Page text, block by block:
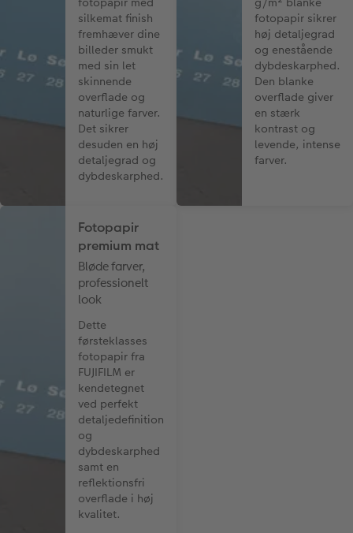
silkemat finish
fremhæver dine
billeder smukt
med sin let
skinnende
overflade og
naturlige farver.
Det sikrer
desuden en høj
detaljegrad og
dybdeskarphed.
fotopapir sikrer
høj detaljegrad
og enestående
dybdeskarphed.
Den blanke
overflade giver
en stærk
kontrast og
levende, intense
farver.
Fotopapir
premium mat
Bløde farver,
professionelt
look
Dette
førsteklasses
fotopapir fra
FUJIFILM er
kendetegnet
ved perfekt
detaljedefinition
og
dybdeskarphed
samt en
reflektionsfri
overflade i høj
kvalitet.